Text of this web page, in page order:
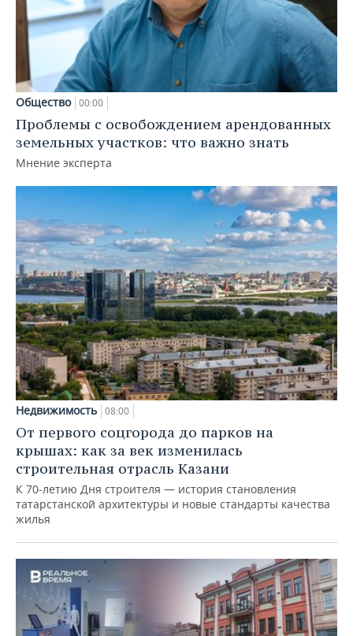
Общество 00:00
Проблемы с освобождением арендованных
земельных участков: что важно знать
Мнение эксперта
Недвижимость 08:00
От первого соцгорода до парков на
крышах: как за век изменилась
строительная отрасль Казани
К 70-летию Дня строителя — история становления
татарстанской архитектуры и новые стандарты качества
жилья